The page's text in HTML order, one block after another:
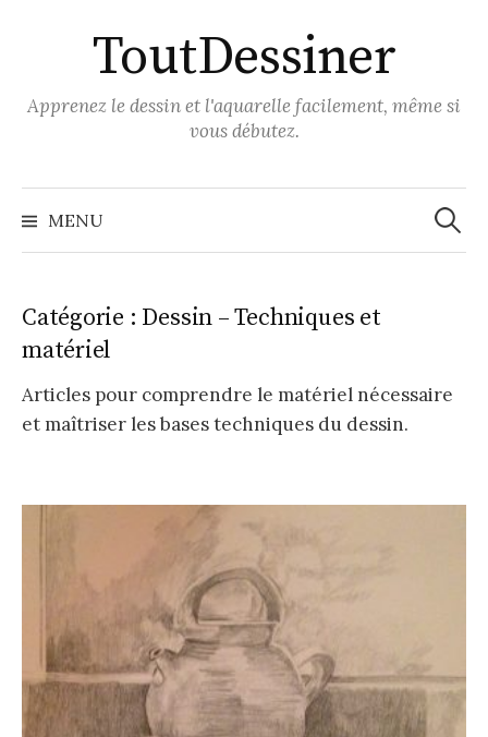
ToutDessiner
Apprenez le dessin et l'aquarelle facilement, même si
vous débutez.
MENU
Catégorie : Dessin – Techniques et
matériel
Articles pour comprendre le matériel nécessaire
et maîtriser les bases techniques du dessin.